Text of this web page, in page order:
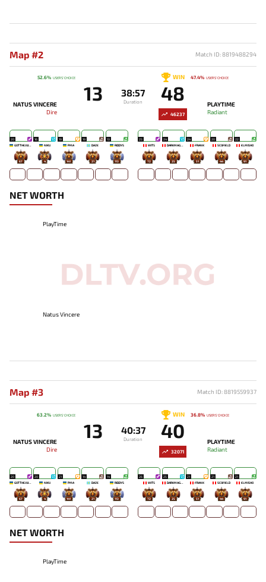
Map #2 Match ID: 8819488294
52.6% USERS' CHOICE
NATUS VINCERE
Dire
13 38:57
Duration
WIN
48
PLAYTIME
Radiant
46237
47.4% USERS' CHOICE
20
GOTTHEJUICE
67
16
NIKU
4
19
PMA
141
19
DAZE
21
13
RIDDYS
113
25
WITS
72
24
DARKMAGO♡
25
24
FRANK
51
20
SCOFIELD
44
22
ELMISHO
91
NET WORTH
PlayTime
Natus Vincere
Map #3 Match ID: 8819559937
63.2% USERS' CHOICE
NATUS VINCERE
Dire
13 40:37
Duration
WIN
40
PLAYTIME
Radiant
32071
36.8% USERS' CHOICE
20
GOTTHEJUICE
67
20
NIKU
4
21
PMA
141
14
DAZE
21
14
RIDDYS
113
26
WITS
72
25
DARKMAGO♡
25
21
FRANK
51
21
SCOFIELD
44
21
ELMISHO
91
NET WORTH
PlayTime